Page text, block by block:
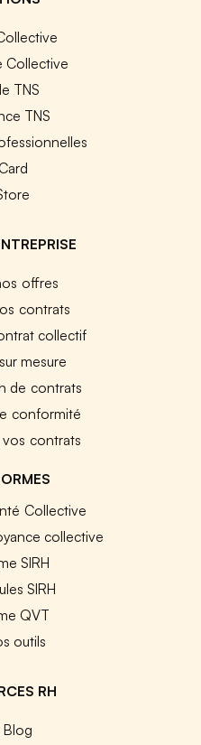
Collective
TNS
TNS
offres
contrats
collectif
mesure
de contrats
conformité
vos contrats
Collective
collective
SIRH
SIRH
QVT
outils
RH
Blog